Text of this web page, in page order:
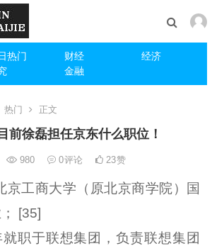
热门 财经
经济
金融
热门 正文
前徐磊担任京东什么职位！
980 0评论 23赞
京工商大学（原北京商学院）国
[35]
职于联想集团，负责联想集团